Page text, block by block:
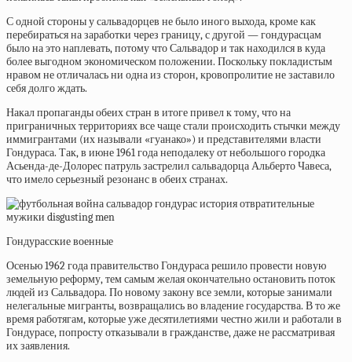
С одной стороны у сальвадорцев не было иного выхода, кроме как
перебираться на заработки через границу, с другой — гондурасцам
было на это наплевать, потому что Сальвадор и так находился в куда
более выгодном экономическом положении. Поскольку покладистым
нравом не отличалась ни одна из сторон, кровопролитие не заставило
себя долго ждать.
Накал пропаганды обеих стран в итоге привел к тому, что на
приграничных территориях все чаще стали происходить стычки между
иммигрантами (их называли «гуанако») и представителями власти
Гондураса. Так, в июне 1961 года неподалеку от небольшого городка
Асьенда-де-Долорес патруль застрелил сальвадорца Альберто Чавеса,
что имело серьезный резонанс в обеих странах.
Гондурасские военные
Осенью 1962 года правительство Гондураса решило провести новую
земельную реформу, тем самым желая окончательно остановить поток
людей из Сальвадора. По новому закону все земли, которые занимали
нелегальные мигранты, возвращались во владение государства. В то же
время работягам, которые уже десятилетиями честно жили и работали в
Гондурасе, попросту отказывали в гражданстве, даже не рассматривая
их заявления.